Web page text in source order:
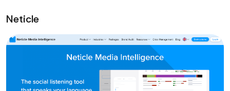
Neticle